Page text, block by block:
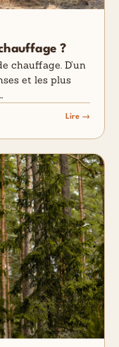
?
chauffage. D’un
et les plus
Lire →